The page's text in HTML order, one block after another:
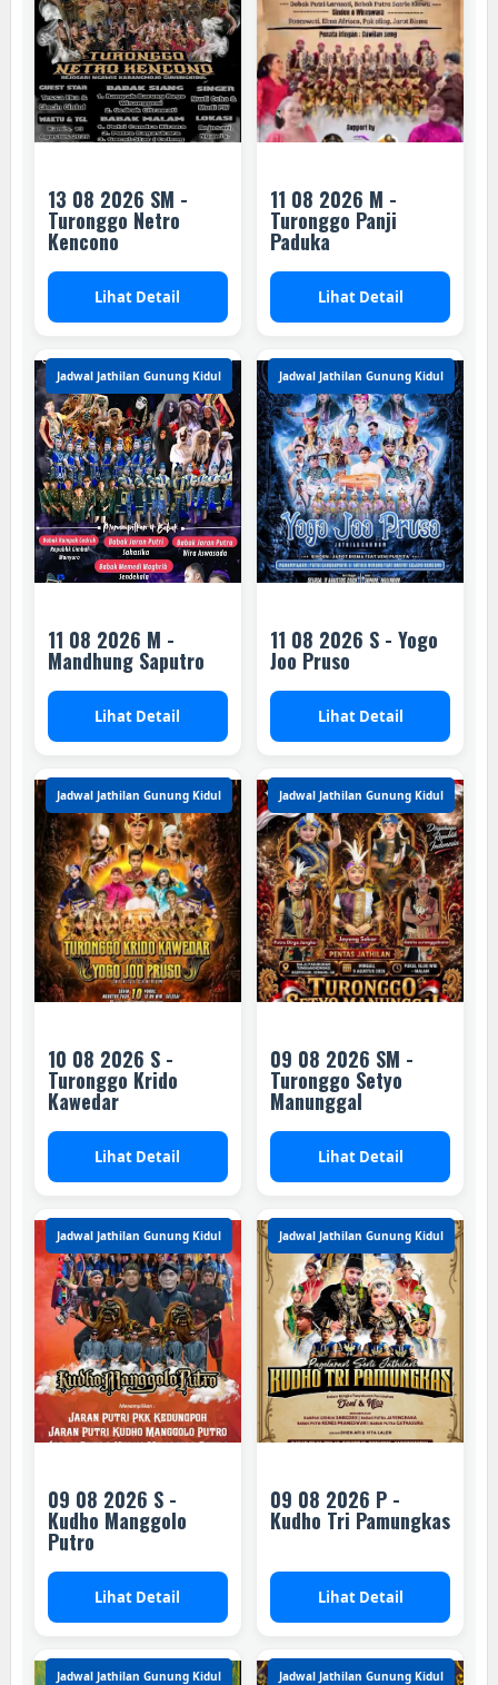
13 08 2026 SM -
Turonggo Netro
Kencono
Lihat Detail
11 08 2026 M -
Turonggo Panji
Paduka
Lihat Detail
Jadwal Jathilan Gunung Kidul
11 08 2026 M -
Mandhung Saputro
Lihat Detail
Jadwal Jathilan Gunung Kidul
11 08 2026 S - Yogo
Joo Pruso
Lihat Detail
Jadwal Jathilan Gunung Kidul
10 08 2026 S -
Turonggo Krido
Kawedar
Lihat Detail
Jadwal Jathilan Gunung Kidul
09 08 2026 SM -
Turonggo Setyo
Manunggal
Lihat Detail
Jadwal Jathilan Gunung Kidul
09 08 2026 S -
Kudho Manggolo
Putro
Lihat Detail
Jadwal Jathilan Gunung Kidul
09 08 2026 P -
Kudho Tri Pamungkas
Lihat Detail
Jadwal Jathilan Gunung Kidul Jadwal Jathilan Gunung Kidul